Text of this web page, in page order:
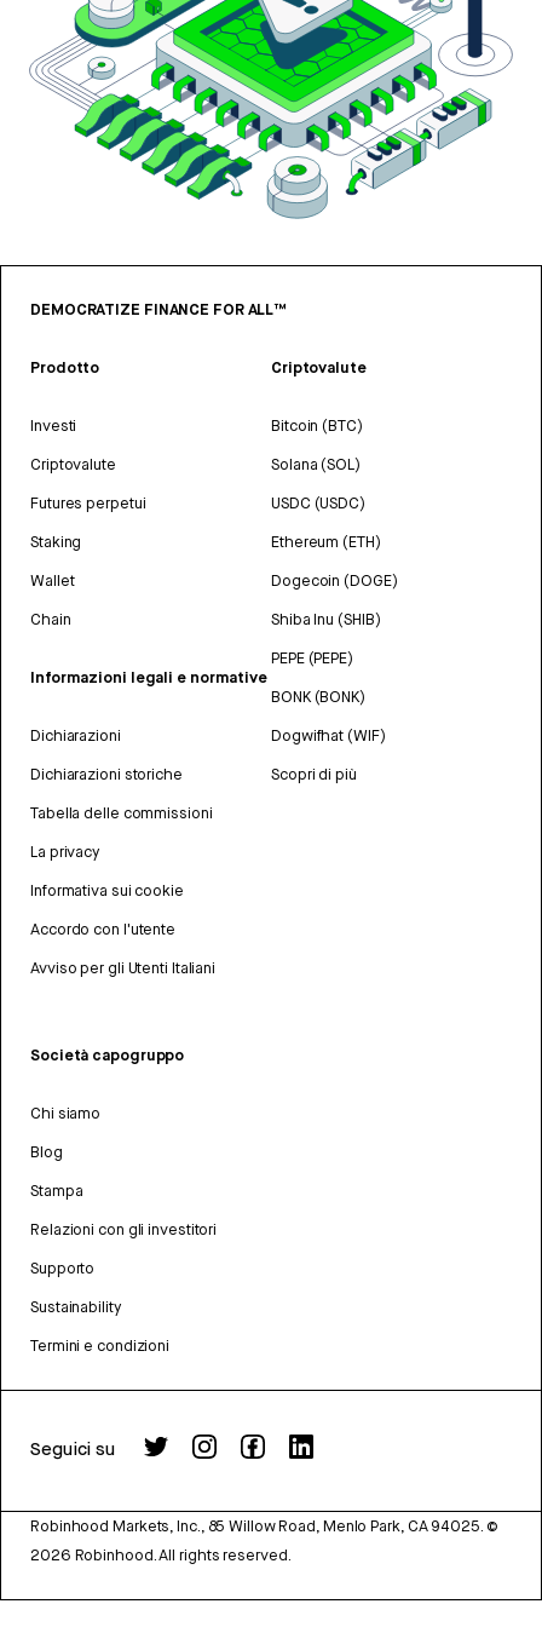
DEMOCRATIZE FINANCE FOR ALL™
Prodotto
Investi
Criptovalute
Futures perpetui
Staking
Wallet
Chain
Informazioni legali e normative
Dichiarazioni
Dichiarazioni storiche
Tabella delle commissioni
La privacy
Informativa sui cookie
Accordo con l'utente
Avviso per gli Utenti Italiani
Criptovalute
Bitcoin (BTC)
Solana (SOL)
USDC (USDC)
Ethereum (ETH)
Dogecoin (DOGE)
Shiba Inu (SHIB)
PEPE (PEPE)
BONK (BONK)
Dogwifhat (WIF)
Scopri di più
Società capogruppo
Chi siamo
Blog
Stampa
Relazioni con gli investitori
Supporto
Sustainability
Termini e condizioni
Seguici su
Robinhood Markets, Inc., 85 Willow Road, Menlo Park, CA 94025. ©
2026 Robinhood. All rights reserved.